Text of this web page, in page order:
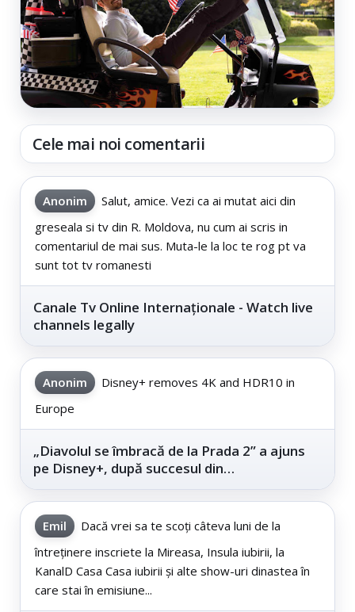
Cele mai noi comentarii
Anonim
Salut, amice. Vezi ca ai mutat aici din
greseala si tv din R. Moldova, nu cum ai scris in
comentariul de mai sus. Muta-le la loc te rog pt va
sunt tot tv romanesti
Canale Tv Online Internaționale - Watch live
channels legally
Anonim
Disney+ removes 4K and HDR10 in
Europe
„Diavolul se îmbracă de la Prada 2” a ajuns
pe Disney+, după succesul din
Emil
Dacă vrei sa te scoți câteva luni de la
întreținere inscriete la Mireasa, Insula iubirii, la
KanalD Casa Casa iubirii și alte show-uri dinastea în
care stai în emisiune...